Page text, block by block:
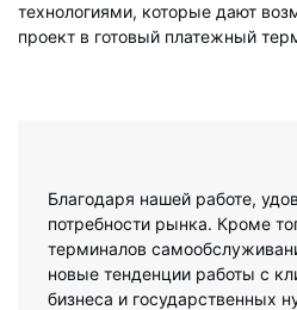
технологиями, которые дают
проект в готовый платежный
Благодаря нашей работе,
потребности рынка. Кроме
терминалов
новые тенденции работы с
бизнеса и государственных